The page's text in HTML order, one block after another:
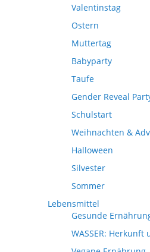
Valentinstag
Ostern
Muttertag
Babyparty
Taufe
Gender Reveal
Schulstart
Weihnachten &
Halloween
Silvester
Sommer
Lebensmittel
Gesunde
WASSER: